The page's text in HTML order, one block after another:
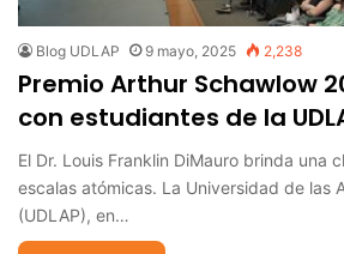
Blog UDLAP 9 mayo, 2025 2,238
Premio Arthur Schawlow
con estudiantes de la
El Dr. Louis Franklin DiMauro brinda una
escalas atómicas. La Universidad de las
(UDLAP), en…